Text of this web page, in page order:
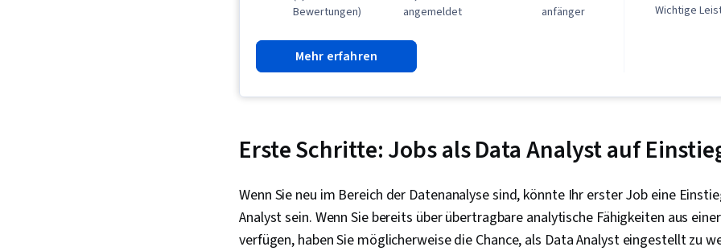
Bewertungen)
angemeldet
anfänger
Mehr erfahren
Wichtige
Analytik,
Bereinigung
Erste Schritte: Jobs als Data Analyst auf
Wenn Sie neu im Bereich der Datenanalyse sind, könnte Ihr erster Job eine
Analyst sein. Wenn Sie bereits über übertragbare analytische Fähigkeiten aus
verfügen, haben Sie möglicherweise die Chance, als Data Analyst eingestellt zu